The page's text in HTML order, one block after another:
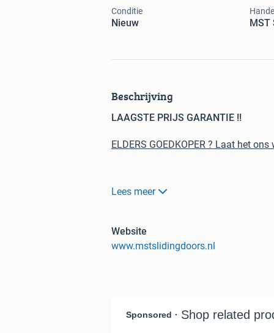
Conditie
Nieuw MST
Beschrijving
LAAGSTE PRIJS GARANTIE !!
ELDERS GOEDKOPER ? Laat het
100% LAAGSTE PRIJS GARANTIE !!
Glazen schuifwanden tegen
WINTER SALE !! Let op: op = op !!!
Lees meer
Website
www.mstslidingdoors.nl